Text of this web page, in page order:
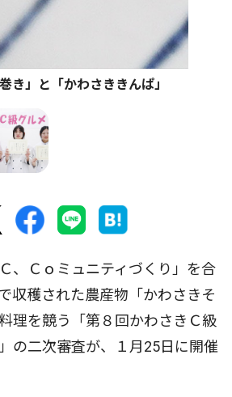
き」と「かわさききんぱ」
、Ｃｏミュニティづくり」を合
収穫された農産物「かわさきそ
理を競う「第８回かわさきＣ級
の二次審査が、１月25日に開催